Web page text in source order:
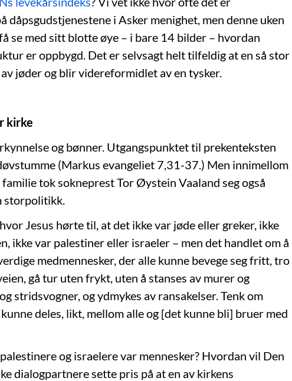
dåpsgudstjenestene i Asker menighet, men denne uken
se med sitt blotte øye – i bare 14 bilder – hvordan
er oppbygd. Det er selvsagt helt tilfeldig at en så stor
jøder og blir videreformidlet av en tysker.
kirke
og bønner. Utgangspunktet til prekenteksten
(Markus evangeliet 7,31-37.) Men innimellom
tok sokneprest Tor Øystein Vaaland seg også
storpolitikk.
Jesus hørte til, at det ikke var jøde eller greker, ikke
ikke var palestiner eller israeler – men det handlet om å
medmennesker, der alle kunne bevege seg fritt, tro
gå tur uten frykt, uten å stanses av murer og
stridsvogner, og ydmykes av ransakelser. Tenk om
deles, likt, mellom alle og [det kunne bli] bruer med
og israelere var mennesker? Hvordan vil Den
dialogpartnere sette pris på at en av kirkens